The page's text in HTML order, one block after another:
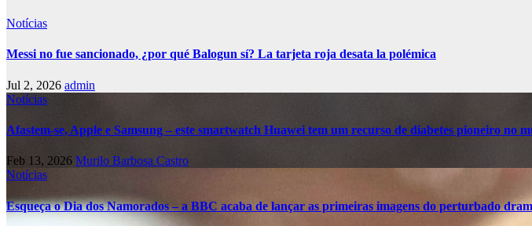
Notícias
Messi no fue sancionado, ¿por qué Balogun sí? La tarjeta roja desata la polémica
Jul 2, 2026 admin
Notícias
Afastem-se, Apple e Samsung – este smartwatch Huawei tem um recurso de diabetes pioneiro no
Feb 13, 2026 Murilo Barbosa Castro
Notícias
Esqueça o Dia dos Namorados – a BBC acaba de lançar as primeiras imagens do perturbado